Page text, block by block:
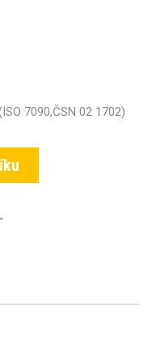
7090,ČSN 02 1702)